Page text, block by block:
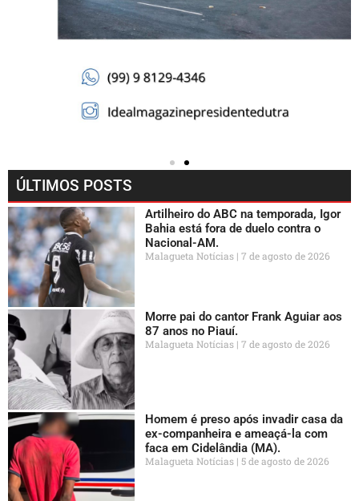
ÚLTIMOS POSTS
Artilheiro do ABC na temporada, Igor
Bahia está fora de duelo contra o
Nacional-AM.
Malagueta Notícias 7 de agosto de 2026
Morre pai do cantor Frank Aguiar aos
87 anos no Piauí.
Malagueta Notícias 7 de agosto de 2026
Homem é preso após invadir casa da
ex-companheira e ameaçá-la com
faca em Cidelândia (MA).
Malagueta Notícias 5 de agosto de 2026